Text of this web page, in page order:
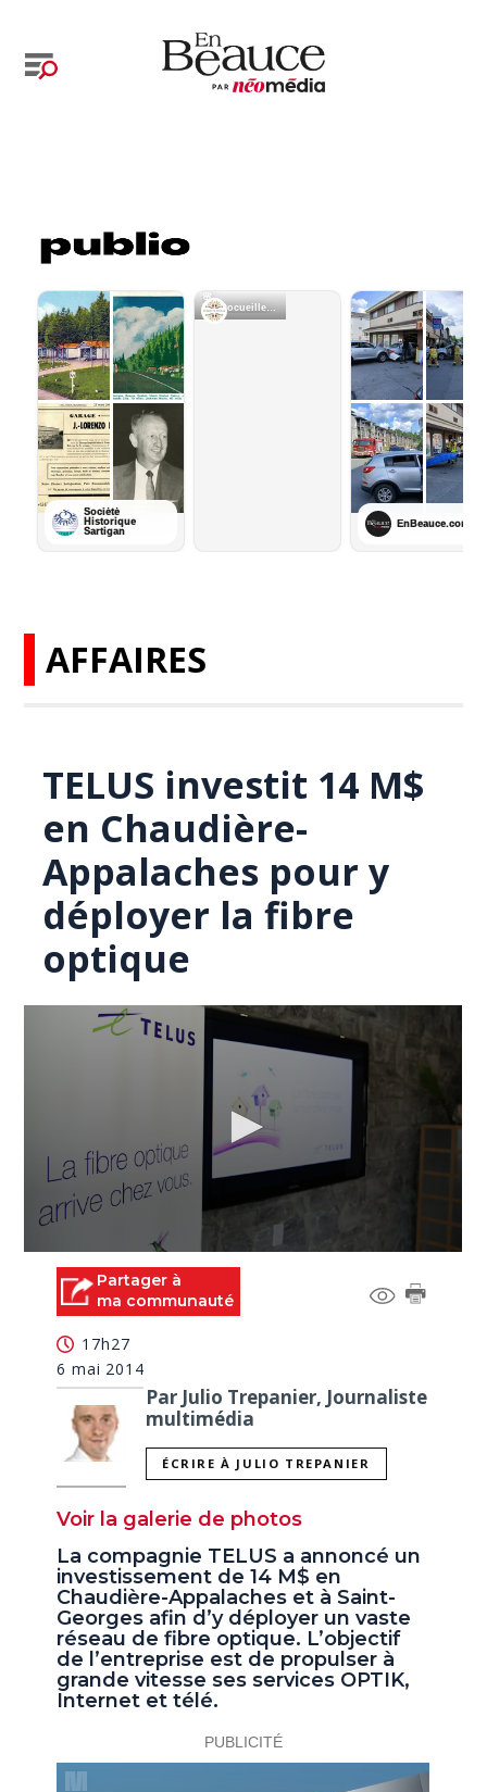
AFFAIRES
TELUS investit 14 M$
en Chaudière-
Appalaches pour y
déployer la fibre
optique
seconds Partager à
ma communauté
17h27
6 mai 2014
Par Julio Trepanier, Journaliste
multimédia
ÉCRIRE À JULIO TREPANIER
Voir la galerie de photos
La compagnie TELUS a annoncé un
investissement de 14 M$ en
Chaudière-Appalaches et à Saint-
Georges afin d’y déployer un vaste
réseau de fibre optique. L’objectif
de l’entreprise est de propulser à
grande vitesse ses services OPTIK,
Internet et télé.